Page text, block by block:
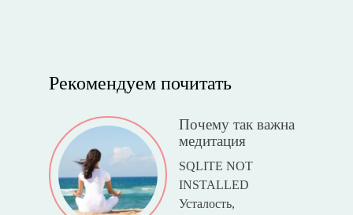
Рекомендуем почитать
Почему так важна
медитация
SQLITE NOT
INSTALLED
Усталость,